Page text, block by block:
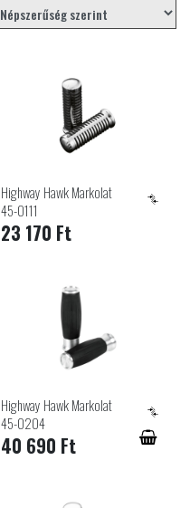
Highway Hawk Markolat
45-0111
23 170 Ft
Highway Hawk Markolat
45-0204
40 690 Ft